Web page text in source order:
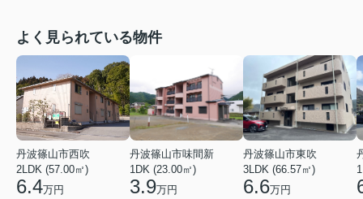
よく見られている物件
丹波篠山市西吹
2LDK (57.00㎡)
6.4万円
丹波篠山市味間新
1DK (23.00㎡)
3.9万円
丹波篠山市東吹
3LDK (66.57㎡)
6.6万円